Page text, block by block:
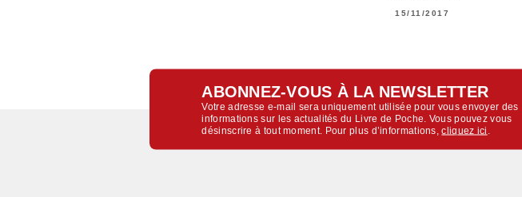
15/11/2017
ABONNEZ-VOUS À LA NEWSLETTER
Votre adresse e-mail sera uniquement utilisée pour vous envoyer des
informations sur les actualités du Livre de Poche. Vous pouvez vous
désinscrire à tout moment. Pour plus d’informations,cliquez ici